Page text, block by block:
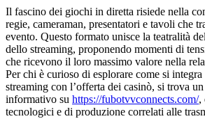
Il fascino dei giochi in diretta risiede nella
regie, cameraman, presentatori e tavoli che
evento. Questo formato unisce la teatralità
dello streaming, proponendo momenti di
che ricevono il loro massimo valore nella
Per chi è curioso di esplorare come si
streaming con l’offerta dei casinò, si trova
informativo su https://fubotvvconnects.com/,
tecnologici e di produzione correlati alle